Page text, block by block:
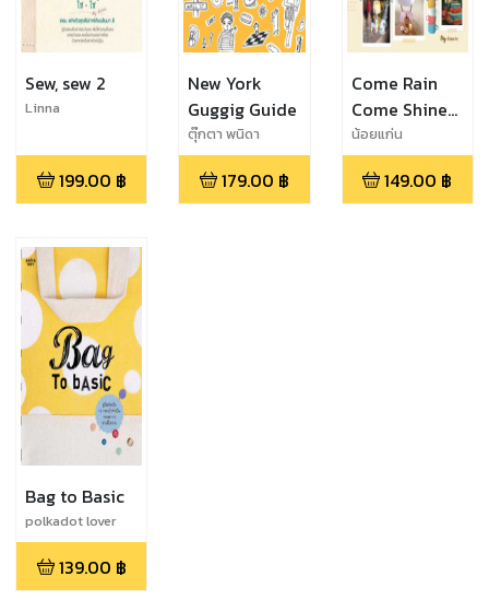
Sew, sew 2
Linna
199.00 ฿
New York
Guggig Guide
ตุ๊กตา พนิดา
179.00 ฿
Come Rain
Come Shine
Singapore
น้อยแก่น
149.00 ฿
Bag to Basic
polkadot lover
139.00 ฿